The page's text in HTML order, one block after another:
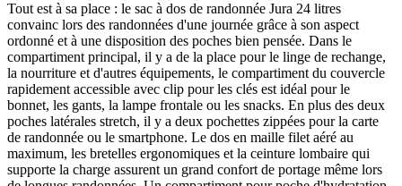
Tout est à sa place : le sac à dos de randonnée Jura 24 litres
convainc lors des randonnées d'une journée grâce à son aspect
ordonné et à une disposition des poches bien pensée. Dans le
compartiment principal, il y a de la place pour le linge de rechange,
la nourriture et d'autres équipements, le compartiment du couvercle
rapidement accessible avec clip pour les clés est idéal pour le
bonnet, les gants, la lampe frontale ou les snacks. En plus des deux
poches latérales stretch, il y a deux pochettes zippées pour la carte
de randonnée ou le smartphone. Le dos en maille filet aéré au
maximum, les bretelles ergonomiques et la ceinture lombaire qui
supporte la charge assurent un grand confort de portage même lors